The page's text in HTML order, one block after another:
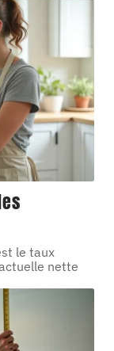
le taux
nette